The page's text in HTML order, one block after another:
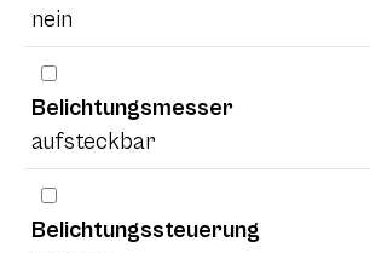
nein
Belichtungsmesser
aufsteckbar
Belichtungssteuerung